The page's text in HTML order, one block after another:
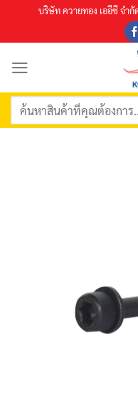
content
บริษัท ควายทอง เออีซี จำกั
ค้นหา: